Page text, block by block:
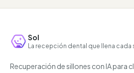
Sol
La recepción dental que llena cada
Recuperación de sillones con IA para